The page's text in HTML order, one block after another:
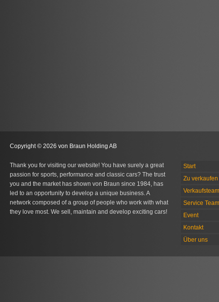
Copyright © 2026 von Braun Holding AB
Thank you for visiting our website! You have surely a great
passion for sports, performance and classic cars? The trust
you and the market has shown von Braun since 1984, has
led to an opportunity to develop a unique business. A
network composed of a group of people who work with what
they love most. We sell, maintain and develop exciting cars!
Start
Zu
Verkaufsteam
Service Team
Event
Kontakt
Über uns